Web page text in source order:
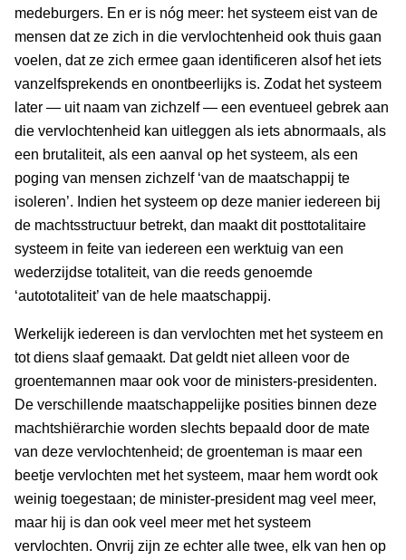
medeburgers. En er is nóg meer: het systeem eist van de
mensen dat ze zich in die vervlochtenheid ook thuis gaan
voelen, dat ze zich ermee gaan identificeren alsof het iets
vanzelfsprekends en onontbeerlijks is. Zodat het systeem
later — uit naam van zichzelf — een eventueel gebrek aan
die vervlochtenheid kan uitleggen als iets abnormaals, als
een brutaliteit, als een aanval op het systeem, als een
poging van mensen zichzelf ‘van de maatschappij te
isoleren’. Indien het systeem op deze manier iedereen bij
de machtsstructuur betrekt, dan maakt dit posttotalitaire
systeem in feite van iedereen een werktuig van een
wederzijdse totaliteit, van die reeds genoemde
‘autototaliteit’ van de hele maatschappij.
Werkelijk iedereen is dan vervlochten met het systeem en
tot diens slaaf gemaakt. Dat geldt niet alleen voor de
groentemannen maar ook voor de ministers-presidenten.
De verschillende maatschappelijke posities binnen deze
machtshiërarchie worden slechts bepaald door de mate
van deze vervlochtenheid; de groenteman is maar een
beetje vervlochten met het systeem, maar hem wordt ook
weinig toegestaan; de minister-president mag veel meer,
maar hij is dan ook veel meer met het systeem
vervlochten. Onvrij zijn ze echter alle twee, elk van hen op